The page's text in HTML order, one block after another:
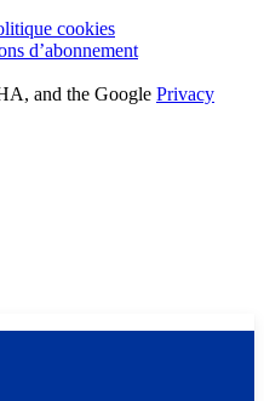
cookies
d’abonnement
and the Google Privacy